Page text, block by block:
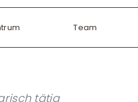
Team
tätig